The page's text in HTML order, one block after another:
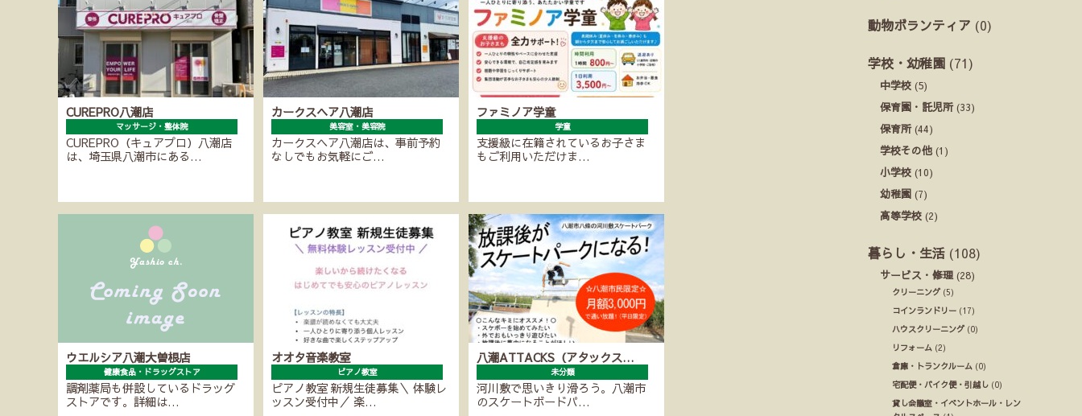
CUREPRO八潮店
マッサージ・整体院
CUREPRO（キュアプロ）八潮店
は、埼玉県八潮市にある…
カークスヘア八潮店
美容室・美容院
カークスヘア八潮店は、事前予約
なしでもお気軽にご…
ファミノア学童
学童
支援級に在籍されているお子さま
もご利用いただけま…
ウエルシア八潮大曽根店
健康食品・ドラッグストア
調剤薬局も併設しているドラッグ
ストアです。詳細は…
オオタ音楽教室
ピアノ教室
ピアノ教室 新規生徒募集＼ 体験レ
ッスン受付中／ 楽…
八潮ATTACKS（アタックス…
未分類
河川敷で思いきり滑ろう。八潮市
のスケートボードパ…
動物ボランティア (0)
学校・幼稚園 (71)
中学校 (5)
保育園・託児所(33)
保育所(44)
学校その他 (1)
小学校 (10)
幼稚園 (7)
高等学校 (2)
暮らし・生活 (108)
サービス・修理 (28)
クリーニング(5)
コインランドリー (17)
ハウスクリーニング(0)
リフォーム (2)
倉庫・トランクルーム (0)
宅配便・バイク便・引越し (0)
貸し会議室・イベントホール・レン